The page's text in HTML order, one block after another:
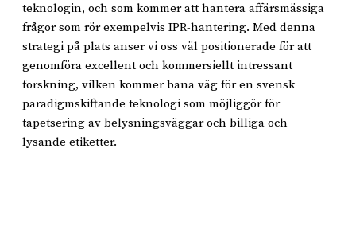
teknologin, och som kommer att hantera affärsmässiga
frågor som rör exempelvis IPR-hantering. Med denna
strategi på plats anser vi oss väl positionerade för att
genomföra excellent och kommersiellt intressant
forskning, vilken kommer bana väg för en svensk
paradigmskiftande teknologi som möjliggör för
tapetsering av belysningsväggar och billiga och
lysande etiketter.